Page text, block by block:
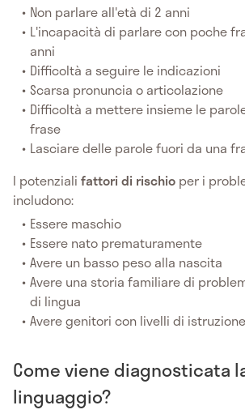
Non parlare all'età di 2 anni
L'incapacità di parlare con poche
anni
Difficoltà a seguire le indicazioni
Scarsa pronuncia o articolazione
Difficoltà a mettere insieme le
frase
Lasciare delle parole fuori da una
I potenziali fattori di rischio per i
includono:
Essere maschio
Essere nato prematuramente
Avere un basso peso alla nascita
Avere una storia familiare di
di lingua
Avere genitori con livelli di
Come viene diagnosticata
linguaggio?